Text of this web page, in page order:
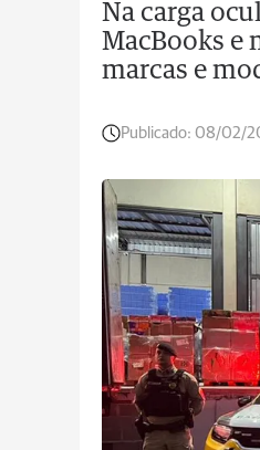
Na carga
MacBooks e
marcas e
Publicado: 08/02/